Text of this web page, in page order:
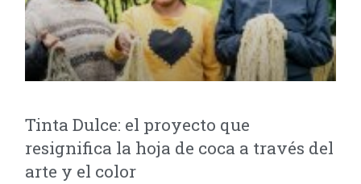
Tinta Dulce: el proyecto que
resignifica la hoja de coca a través del
arte y el color